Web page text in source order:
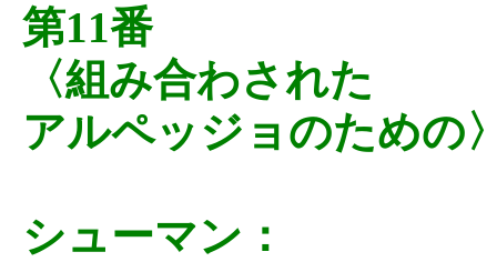
第11番
〈組み合わされた
アルペッジョのための
シューマン：